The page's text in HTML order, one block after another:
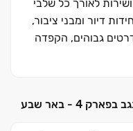
ושירות לאורך כל שלבי
דיור ומבני ציבור,
גבוהים, הקפדה
שזיכו אותנו בשם
4 - באר שבע